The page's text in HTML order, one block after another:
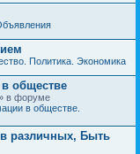
Политика. Экономика
обществе
в форуме
в обществе.
различных, Быть